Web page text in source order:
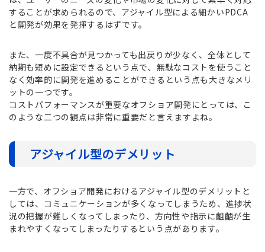
することが求められるので、アジャイル型による細かいPDCA
と開発が効果を発揮するはずです。
また、一度不具合が見つかっても出戻りが少なく、全体として
納期も短めに設定できるという点で、無駄なコストを使うこと
なく効率的に開発を進めることができるという点も大きなメリ
ットの一つです。
コストパフォーマンスが重要なオフショア開発にとっては、こ
のような二つの観点は非常に重要だと言えますよね。
アジャイル型のデメリット
一方で、オフショア開発におけるアジャイル型のデメリットと
しては、コミュニケーションが多くなってしまうため、進捗状
況の把握が難しくなってしまったり、方向性や指示に齟齬が生
まれやすくなってしまったりするという点があります。